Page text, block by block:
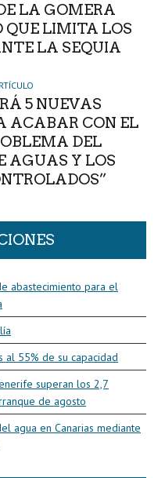
LA GOMERA
QUE LIMITA LOS
LA SEQUIA
5 NUEVAS
ACABAR CON EL
DEL
AGUAS Y LOS
abastecimiento para el
al 55% de su capacidad
superan los 2,7
de agosto
agua en Canarias mediante